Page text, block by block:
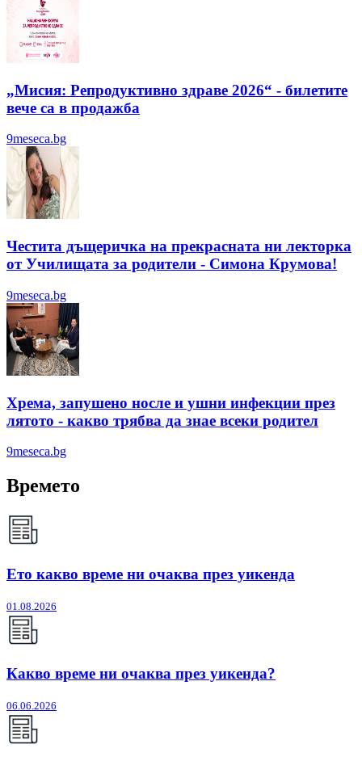
„Мисия: Репродуктивно здраве 2026“ - билетите
вече са в продажба
9meseca.bg
Честита дъщеричка на прекрасната ни лекторка
от Училищата за родители - Симона Крумова!
9meseca.bg
Хрема, запушено носле и ушни инфекции през
лятотo - какво трябва да знае всеки родител
9meseca.bg
Времето
Ето какво време ни очаква през уикенда
01.08.2026
Какво време ни очаква през уикенда?
06.06.2026